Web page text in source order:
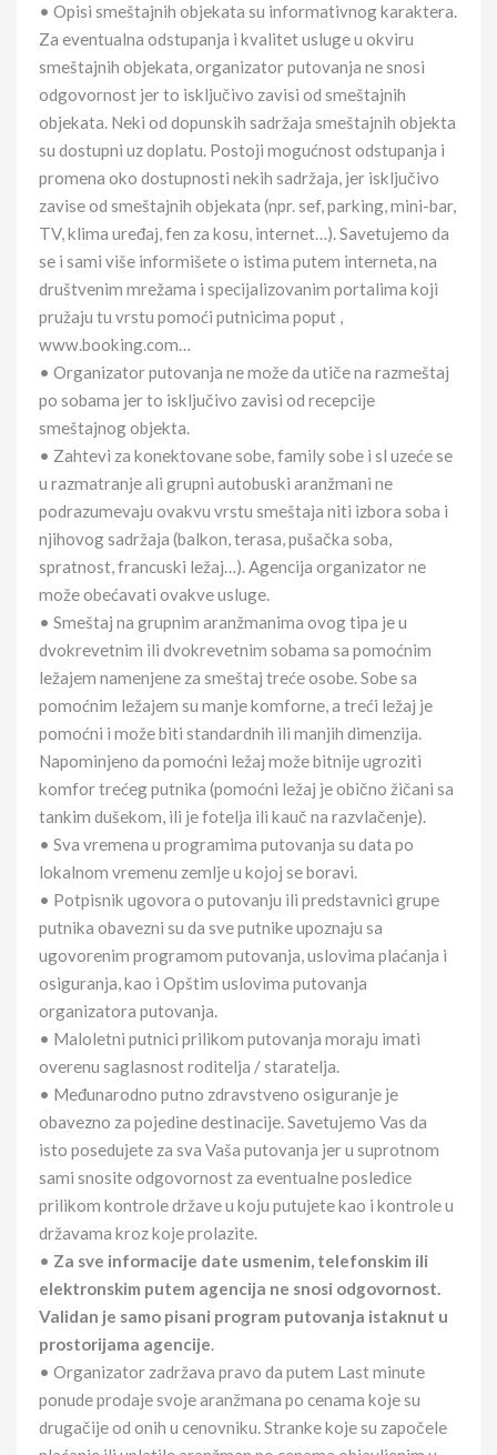
• Opisi smeštajnih objekata su informativnog karaktera.
Za eventualna odstupanja i kvalitet usluge u okviru
smeštajnih objekata, organizator putovanja ne snosi
odgovornost jer to isključivo zavisi od smeštajnih
objekata. Neki od dopunskih sadržaja smeštajnih objekta
su dostupni uz doplatu. Postoji mogućnost odstupanja i
promena oko dostupnosti nekih sadržaja, jer isključivo
zavise od smeštajnih objekata (npr. sef, parking, mini-bar,
TV, klima uređaj, fen za kosu, internet…). Savetujemo da
se i sami više informišete o istima putem interneta, na
društvenim mrežama i specijalizovanim portalima koji
pružaju tu vrstu pomoći putnicima poput ,
www.booking.com…
• Organizator putovanja ne može da utiče na razmeštaj
po sobama jer to isključivo zavisi od recepcije
smeštajnog objekta.
• Zahtevi za konektovane sobe, family sobe i sl uzeće se
u razmatranje ali grupni autobuski aranžmani ne
podrazumevaju ovakvu vrstu smeštaja niti izbora soba i
njihovog sadržaja (balkon, terasa, pušačka soba,
spratnost, francuski ležaj…). Agencija organizator ne
može obećavati ovakve usluge.
• Smeštaj na grupnim aranžmanima ovog tipa je u
dvokrevetnim ili dvokrevetnim sobama sa pomoćnim
ležajem namenjene za smeštaj treće osobe. Sobe sa
pomoćnim ležajem su manje komforne, a treći ležaj je
pomoćni i može biti standardnih ili manjih dimenzija.
Napominjeno da pomoćni ležaj može bitnije ugroziti
komfor trećeg putnika (pomoćni ležaj je obično žičani sa
tankim dušekom, ili je fotelja ili kauč na razvlačenje).
• Sva vremena u programima putovanja su data po
lokalnom vremenu zemlje u kojoj se boravi.
• Potpisnik ugovora o putovanju ili predstavnici grupe
putnika obavezni su da sve putnike upoznaju sa
ugovorenim programom putovanja, uslovima plaćanja i
osiguranja, kao i Opštim uslovima putovanja
organizatora putovanja.
• Maloletni putnici prilikom putovanja moraju imati
overenu saglasnost roditelja / staratelja.
• Međunarodno putno zdravstveno osiguranje je
obavezno za pojedine destinacije. Savetujemo Vas da
isto posedujete za sva Vaša putovanja jer u suprotnom
sami snosite odgovornost za eventualne posledice
prilikom kontrole države u koju putujete kao i kontrole u
državama kroz koje prolazite.
• Za sve informacije date usmenim, telefonskim ili
elektronskim putem agencija ne snosi odgovornost.
Validan je samo pisani program putovanja istaknut u
prostorijama agencije.
• Organizator zadržava pravo da putem Last minute
ponude prodaje svoje aranžmana po cenama koje su
drugačije od onih u cenovniku. Stranke koje su započele